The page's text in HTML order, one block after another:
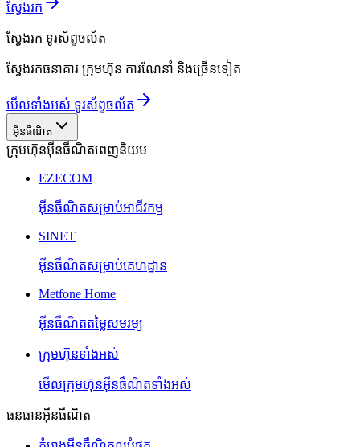
ស្វែងរក
ស្វែងរក ទូរស័ព្ទចល័ត
ស្វែងរកធនាគារ ក្រុមហ៊ុន ការណែនាំ និងច្រើនទៀត
មើលទាំងអស់ ទូរស័ព្ទចល័ត
អ៊ីនធឺណិត
ក្រុមហ៊ុនអ៊ីនធឺណិតពេញនិយម
EZECOM
អ៊ីនធឺណិតសម្រាប់អាជីវកម្ម
SINET
អ៊ីនធឺណិតសម្រាប់គេហដ្ឋាន
Metfone Home
អ៊ីនធឺណិតតម្លៃសមរម្យ
ក្រុមហ៊ុនទាំងអស់
មើលក្រុមហ៊ុនអ៊ីនធឺណិតទាំងអស់
ធនធានអ៊ីនធឺណិត